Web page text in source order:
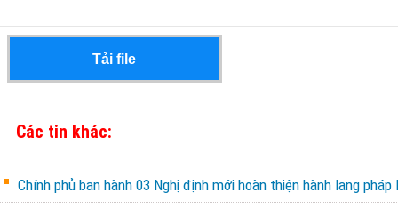
Tải file
Các tin khác:
Chính phủ ban hành 03 Nghị định mới hoàn thiện hành lang